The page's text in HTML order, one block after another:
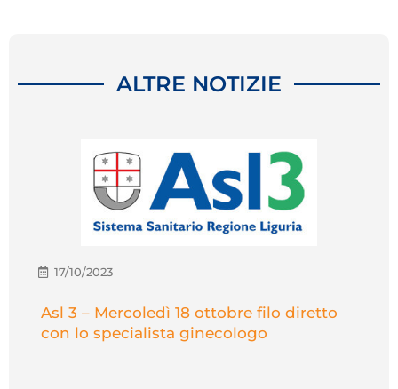
ALTRE NOTIZIE
17/10/2023
Asl 3 – Mercoledì 18 ottobre filo diretto
con lo specialista ginecologo